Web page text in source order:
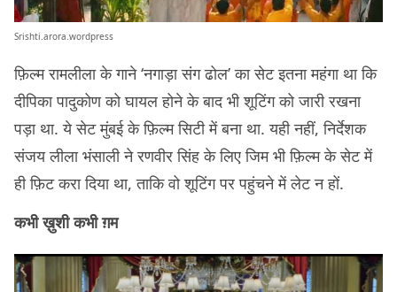
Srishti.arora.wordpress
फ़िल्म रामलीला के गाने ‘नगाड़ा संग ढोल’ का सेट इतना महंगा था कि
दीपिका पादुकोण को घायल होने के बाद भी शूटिंग को जारी रखना
पड़ा था. ये सेट मुंबई के फ़िल्म सिटी में बना था. यही नहीं, निर्देशक
संजय लीला भंसाली ने रणवीर सिंह के लिए जिम भी फ़िल्म के सेट में
ही फ़िट करा दिया था, ताकि वो शूटिंग पर पहुंचने में लेट न हों.
कभी ख़ुशी कभी ग़म